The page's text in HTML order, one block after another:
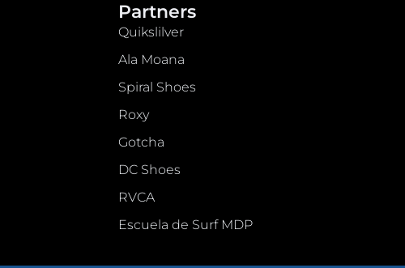
Partners
Quikslilver
Ala Moana
Spiral Shoes
Roxy
Gotcha
DC Shoes
RVCA
Escuela de Surf MDP